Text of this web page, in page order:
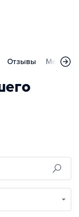
Отзывы